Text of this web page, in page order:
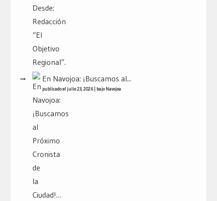
En Navojoa: ¡Buscamos al...
publicado el julio 23, 2026| bajo Navojoa